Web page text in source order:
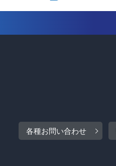
各種お問い合わせ